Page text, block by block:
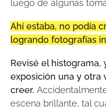
luego de algunas
Ahí estaba, no podía
logrando fotografías
Revisé el
exposición una y otra
creer.
escena brillante, tal